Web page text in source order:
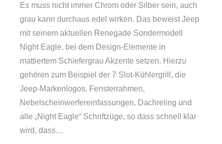
Es muss nicht immer Chrom oder Silber sein, auch
grau kann durchaus edel wirken. Das beweist Jeep
mit seinem aktuellen Renegade Sondermodell
Night Eagle, bei dem Design-Elemente in
mattiertem Schiefergrau Akzente setzen. Hierzu
gehören zum Beispiel der 7 Slot-Kühlergrill, die
Jeep-Markenlogos, Fensterrahmen,
Nebelscheinwerfereinfassungen, Dachreling und
alle „Night Eagle“ Schriftzüge, so dass schnell klar
wird, dass…